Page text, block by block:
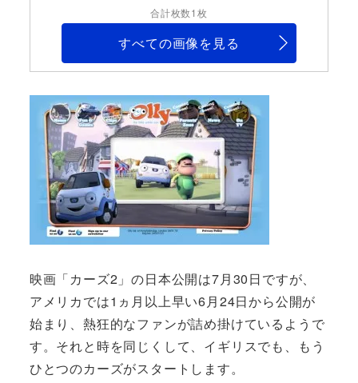
合計枚数1枚
すべての画像を見る
映画「カーズ2」の日本公開は7月30日ですが、
アメリカでは1ヵ月以上早い6月24日から公開が
始まり、熱狂的なファンが詰め掛けているようで
す。それと時を同じくして、イギリスでも、もう
ひとつのカーズがスタートします。